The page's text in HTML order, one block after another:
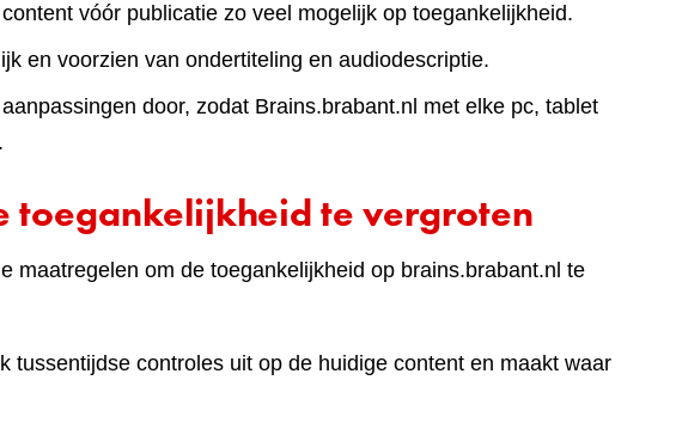
vóór publicatie zo veel mogelijk op toegankelijkheid.
en voorzien van ondertiteling en audiodescriptie.
door, zodat Brains.brabant.nl met elke pc, tablet
toegankelijkheid te vergroten
maatregelen om de toegankelijkheid op brains.brabant.nl te
tussentijdse controles uit op de huidige content en maakt waar